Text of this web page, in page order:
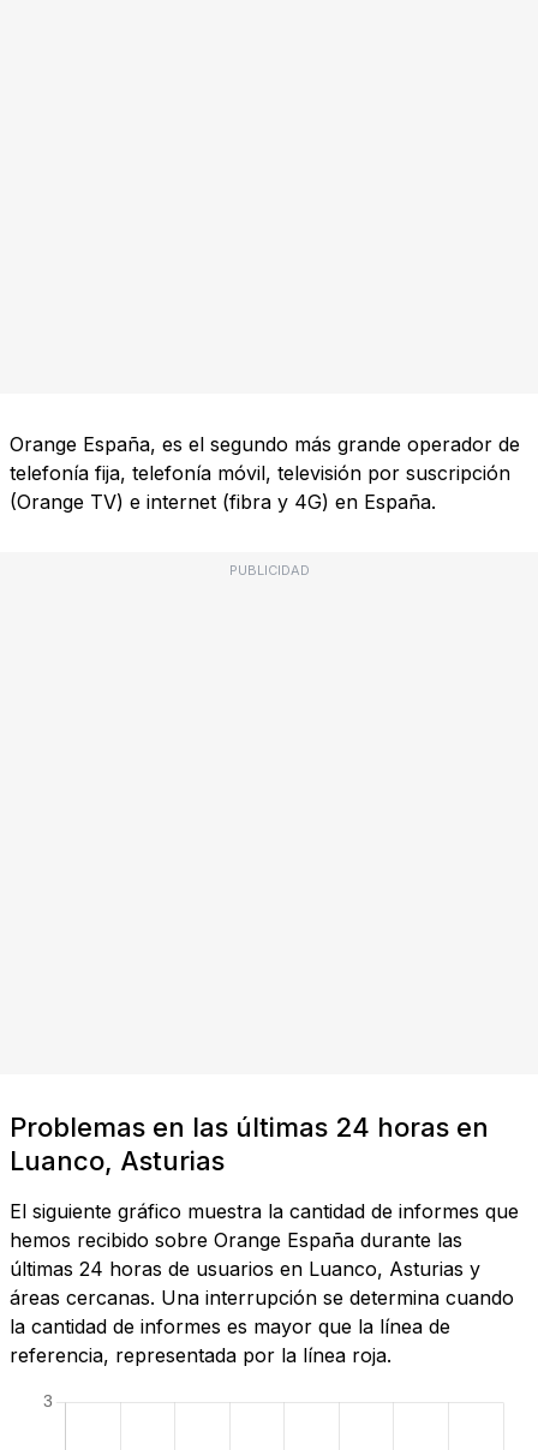
Orange España, es el segundo más grande operador de
telefonía fija, telefonía móvil, televisión por suscripción
(Orange TV) e internet (fibra y 4G) en España.
PUBLICIDAD
Problemas en las últimas 24 horas en
Luanco, Asturias
El siguiente gráfico muestra la cantidad de informes que
hemos recibido sobre Orange España durante las
últimas 24 horas de usuarios en Luanco, Asturias y
áreas cercanas. Una interrupción se determina cuando
la cantidad de informes es mayor que la línea de
referencia, representada por la línea roja.